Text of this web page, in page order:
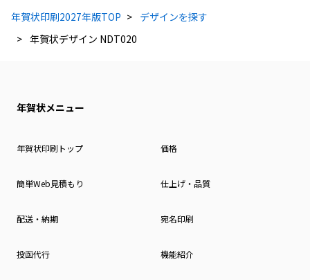
年賀状印刷2027年版TOP
デザインを探す
年賀状デザイン NDT020
年賀状メニュー
年賀状印刷トップ 価格
簡単Web見積もり 仕上げ・品質
配送・納期 宛名印刷
投函代行 機能紹介